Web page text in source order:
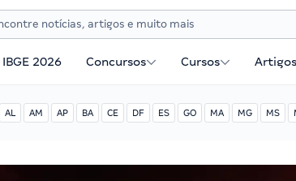
2026 Concursos Cursos Artigos
AL AM AP BA CE DF ES GO MA MG MS